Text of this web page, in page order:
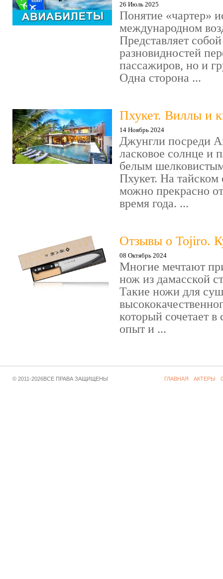
26 Июль 2025
Понятие «чартер»
международном
Представляет
разновидностей
пассажиров, но и
Одна сторона ...
Пхукет. Виллы и
14 Ноябрь 2024
Джунгли посреди
ласковое солнце и
белым
Пхукет. На тайском
можно прекрасно
время года. ...
Отзывы о Tojiro.
08 Октябрь 2024
Многие мечтают
нож из дамасской
Такие ножи для
который сочетает в
опыт и ...
© 2011-2026ВСЕ ПРАВА ЗАЩИЩЕНЫ ГЛАВНАЯ АКТЕРЫ